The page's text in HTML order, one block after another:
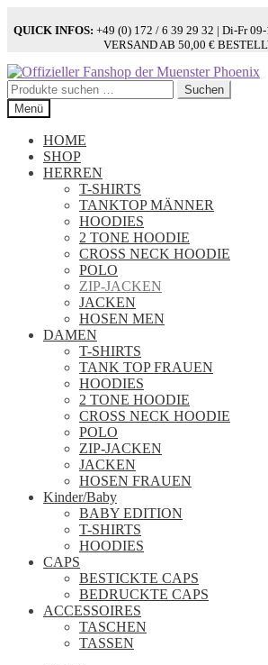
QUICK INFOS: +49 (0) 172 / 6 39 29 32 | Di-Fr
VERSAND AB 50,00 €
Zur
Navigation
springen
Zum
Inhalt
springen
Suchen
nach:
Suchen
Menü
HOME
SHOP
HERREN
T-SHIRTS
TANKTOP MÄNNER
HOODIES
2 TONE HOODIE
CROSS NECK HOODIE
POLO
ZIP-JACKEN
JACKEN
HOSEN MEN
DAMEN
T-SHIRTS
TANK TOP FRAUEN
HOODIES
2 TONE HOODIE
CROSS NECK HOODIE
POLO
ZIP-JACKEN
JACKEN
HOSEN FRAUEN
Kinder/Baby
BABY EDITION
T-SHIRTS
HOODIES
CAPS
BESTICKTE CAPS
BEDRUCKTE CAPS
ACCESSOIRES
TASCHEN
TASSEN